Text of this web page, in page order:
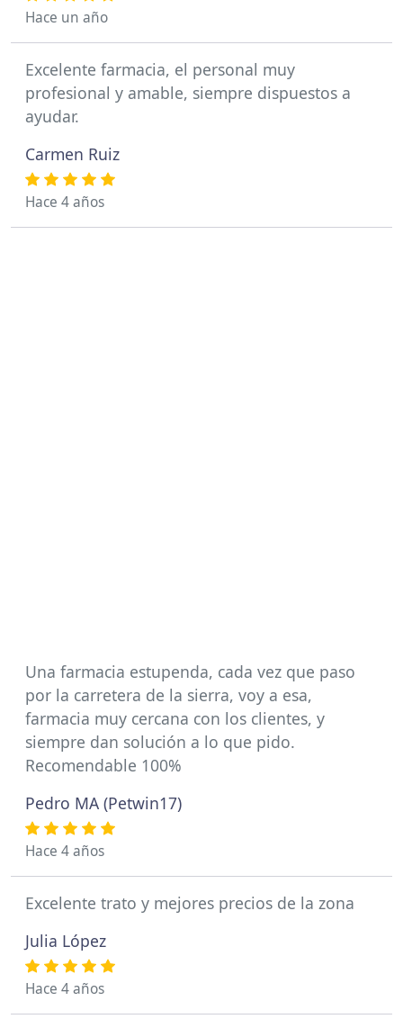
Hace un año
Excelente farmacia, el personal muy
profesional y amable, siempre dispuestos a
ayudar.
Carmen Ruiz
Hace 4 años
Una farmacia estupenda, cada vez que paso
por la carretera de la sierra, voy a esa,
farmacia muy cercana con los clientes, y
siempre dan solución a lo que pido.
Recomendable 100%
Pedro MA (Petwin17)
Hace 4 años
Excelente trato y mejores precios de la zona
Julia López
Hace 4 años